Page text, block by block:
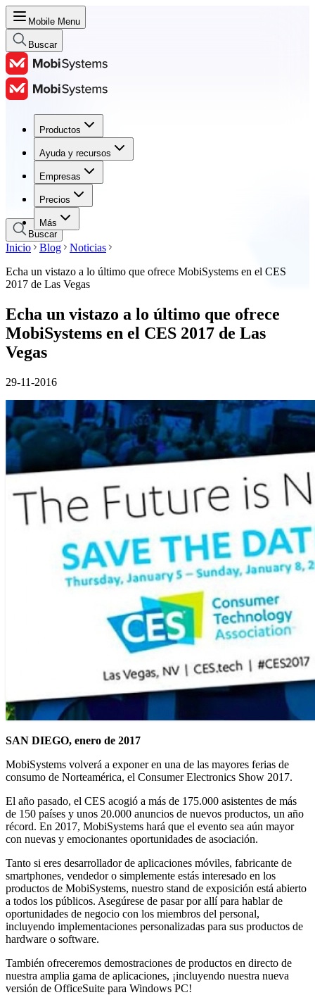
Mobile Menu
Buscar
Productos
Ayuda y recursos
Empresas
Precios
Más
Productos
Ayuda y recursos
Empresas
Precios
Buscar
Inicio Blog
Noticias
Echa un vistazo a lo último que ofrece MobiSystems en el CES
2017 de Las Vegas
Echa un vistazo a lo último que ofrece
MobiSystems en el CES 2017 de Las
Vegas
29-11-2016
SAN DIEGO, enero de 2017
MobiSystems volverá a exponer en una de las mayores ferias de
consumo de Norteamérica, el Consumer Electronics Show 2017.
El año pasado, el CES acogió a más de 175.000 asistentes de más
de 150 países y unos 20.000 anuncios de nuevos productos, un año
récord. En 2017, MobiSystems hará que el evento sea aún mayor
con nuevas y emocionantes oportunidades de asociación.
Tanto si eres desarrollador de aplicaciones móviles, fabricante de
smartphones, vendedor o simplemente estás interesado en los
productos de MobiSystems, nuestro stand de exposición está abierto
a todos los públicos. Asegúrese de pasar por allí para hablar de
oportunidades de negocio con los miembros del personal,
incluyendo implementaciones personalizadas para sus productos de
hardware o software.
También ofreceremos demostraciones de productos en directo de
nuestra amplia gama de aplicaciones, ¡incluyendo nuestra nueva
versión de OfficeSuite para Windows PC!